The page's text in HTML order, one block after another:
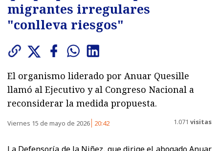
migrantes irregulares
"conlleva riesgos"
El organismo liderado por Anuar Quesille
llamó al Ejecutivo y al Congreso Nacional a
reconsiderar la medida propuesta.
Viernes 15 de mayo de 2026 20:42 1.071 visitas